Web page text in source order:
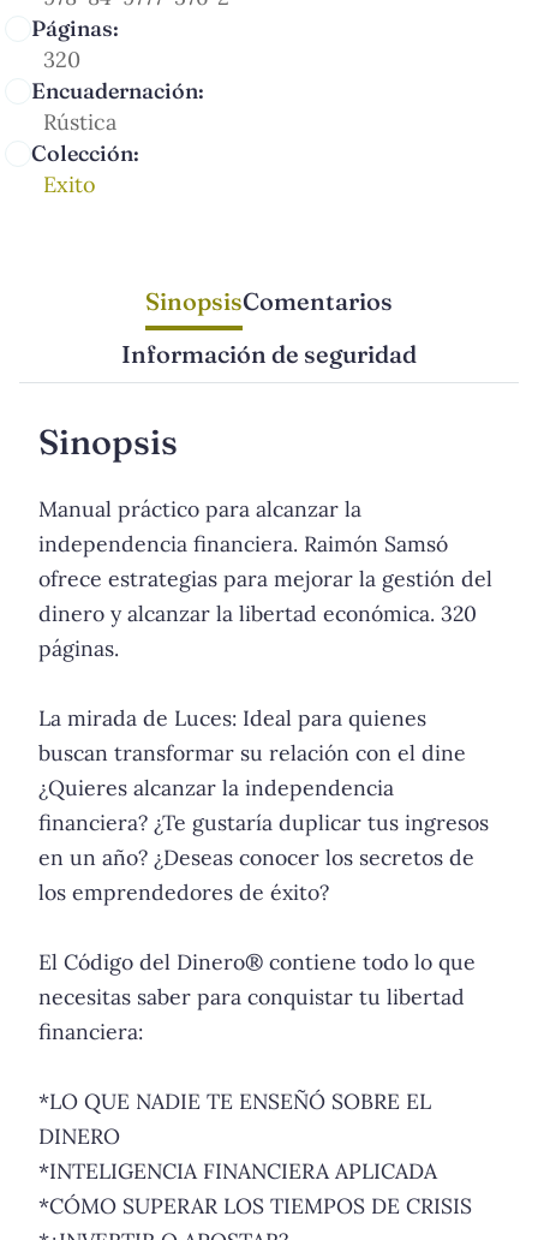
Páginas:
320
Encuadernación:
Rústica
Colección:
Exito
SinopsisComentarios
Información de seguridad
Sinopsis
Manual práctico para alcanzar la
independencia financiera. Raimón Samsó
ofrece estrategias para mejorar la gestión del
dinero y alcanzar la libertad económica. 320
páginas.
La mirada de Luces: Ideal para quienes
buscan transformar su relación con el dine
¿Quieres alcanzar la independencia
financiera? ¿Te gustaría duplicar tus ingresos
en un año? ¿Deseas conocer los secretos de
los emprendedores de éxito?
El Código del Dinero® contiene todo lo que
necesitas saber para conquistar tu libertad
financiera:
*LO QUE NADIE TE ENSEÑÓ SOBRE EL
DINERO
*INTELIGENCIA FINANCIERA APLICADA
*CÓMO SUPERAR LOS TIEMPOS DE CRISIS